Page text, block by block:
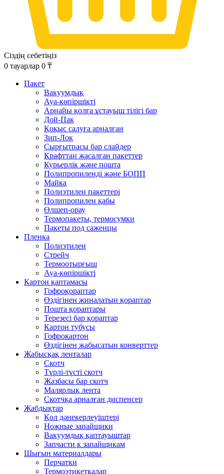
Сіздің себетіңіз
0 тауарлар 0 ₸
Пакет
Вакуумдық
Ауа-көпіршікті
Арнайы қолға ұстауыш тілігі бар
Дой-Пак
Қоқыс салуға арналған
Зип-Лок
Сырғытпасы бар слайдер
Крафттан жасалған пакеттер
Курьерлік және пошта
Полипропиленді және БОПП
Майка
Полиэтилен пакеттері
Полипропилен қабы
Өлшеп-орау
Термопакеты, термосумки
Пакеты под саженцы
Пленка
Полиэтилен
Стрейч
Термоотырғыш
Ауа-көпіршікті
Картон қаптамасы
Гофроқораптар
Өздігінен жиналатын қораптар
Пошта қораптары
Терезесі бар қораптар
Картон тубусы
Гофрокартон
Өздігінен жабысатын конверттер
Жабысқақ ленталар
Скотч
Түрлі-түсті скотч
Жазбасы бар скотч
Малярлық лента
Скотчқа арналған диспенсер
Жабдықтар
Қол дәнекерлеуіштері
Ножные запайщики
Вакуумдық қаптауыштар
Запчасти к запайщикам
Шығын материалдары
Перчатки
Термоэтикеткалар